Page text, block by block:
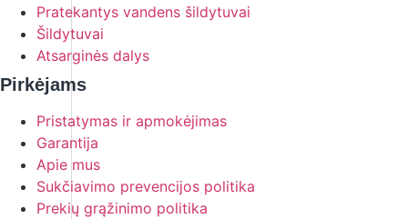
Pratekantys vandens šildytuvai
Šildytuvai
Atsarginės dalys
Pirkėjams
Pristatymas ir apmokėjimas
Garantija
Apie mus
Sukčiavimo prevencijos politika
Prekių grąžinimo politika